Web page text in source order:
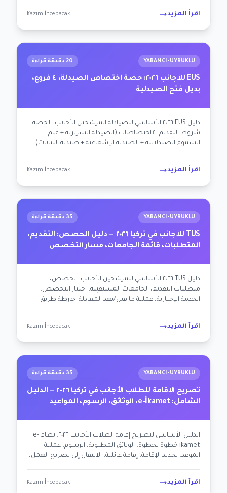
الأسنان.
اقرأ المزيد
Kazım İncebacak
YABANCI-UYRUKLU 20 دقيقة قراءة
EUS للأجانب ٢٠٢٦: حصة اختصاص الصيدلة، ٤ فروع،
بديل فتح الصيدلية
دليل EUS ٢٠٢٦ الأساسي للصيادلة المرشحين الأجانب: الحصة،
شروط التقديم، ٤ اختصاصات (الصيدلة السريرية + علم
السموم الصيدلانية + الصيدلة الإشعاعية + صيدلة النباتات)،
اقرأ المزيد Kazım İncebacak
YABANCI-UYRUKLU 35 دقيقة قراءة
TUS للأجانب في تركيا ٢٠٢٦ — دليل الحصص: التقديم،
المتطلبات، قائمة الجامعات، مسار التخصص
دليل TUS ٢٠٢٦ الأساسي للمرشحين الأجانب: الحصص،
متطلبات التقديم، الجامعات المستقبِلة، اختيار التخصص،
الخدمة الإجبارية، عملية ما قبل/بعد المعادلة. خارطة طريق
أوكراني) والمرشحين الأطباء الدوليين.
اقرأ المزيد
Kazım İncebacak
YABANCI-UYRUKLU 35 دقيقة قراءة
تصريح الإقامة للطلاب الأجانب في تركيا ٢٠٢٦ — الدليل
الشامل: e-İkamet، الوثائق، الرسوم، المواعيد
الدليل الأساسي لتصريح إقامة الطلاب الأجانب ٢٠٢٦: نظام e-
ikamet خطوة بخطوة، الوثائق المطلوبة، الرسوم، عملية
الموعد، تجديد الإقامة، إقامة عائلية، الانتقال إلى تصريح العمل،
شخصية.
اقرأ المزيد
Kazım İncebacak